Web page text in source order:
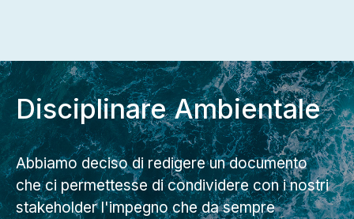
Disciplinare Ambientale
Abbiamo deciso di redigere un documento
che ci permettesse di condividere con i nostri
stakeholder l'impegno che da sempre